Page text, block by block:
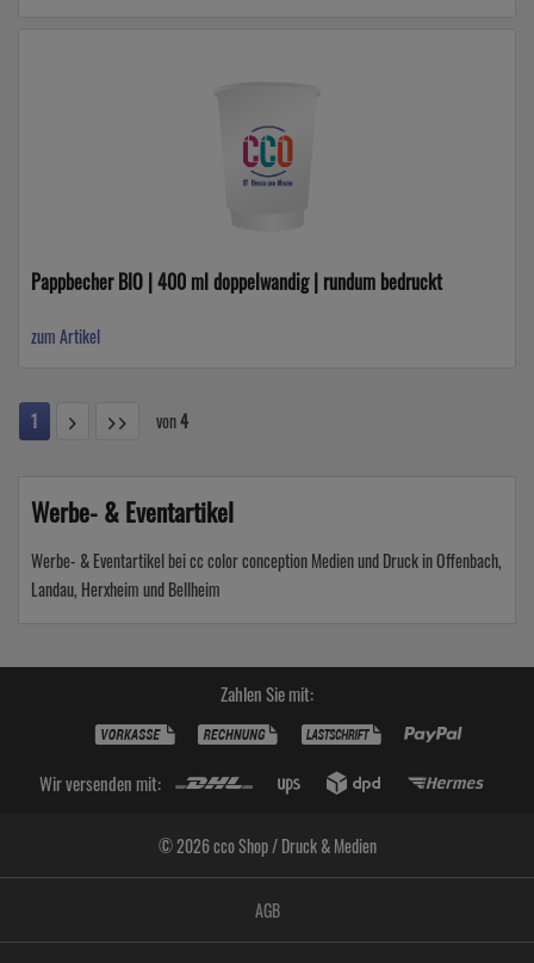
Pappbecher BIO | 400 ml doppelwandig | rundum bedruckt
zum Artikel
1 von4
Werbe- & Eventartikel
Werbe- & Eventartikel bei cc color conception Medien und Druck in Offenbach,
Landau, Herxheim und Bellheim
Zahlen Sie mit:
Wir versenden mit:
© 2026 cco Shop / Druck & Medien
AGB